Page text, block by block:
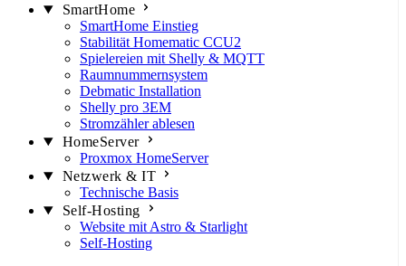
SmartHome
SmartHome Einstieg
Stabilität Homematic CCU2
Spielereien mit Shelly & MQTT
Raumnummernsystem
Debmatic Installation
Shelly pro 3EM
Stromzähler ablesen
HomeServer
Proxmox HomeServer
Netzwerk & IT
Technische Basis
Self-Hosting
Website mit Astro & Starlight
Self-Hosting